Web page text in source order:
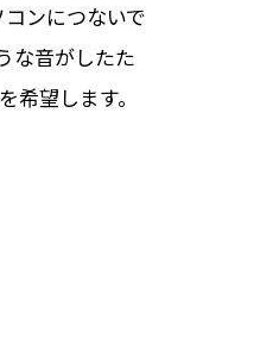
ンにつないで
な音がしたた
望します。